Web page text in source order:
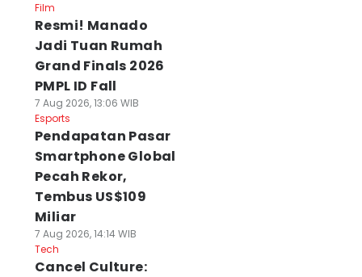
Film
Resmi! Manado
Jadi Tuan Rumah
Grand Finals 2026
PMPL ID Fall
7 Aug 2026, 13:06 WIB
Esports
Pendapatan Pasar
Smartphone Global
Pecah Rekor,
Tembus US$109
Miliar
7 Aug 2026, 14:14 WIB
Tech
Cancel Culture: